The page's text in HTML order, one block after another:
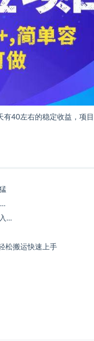
40左右的稳定收益，项
…
…
松搬运快速上手